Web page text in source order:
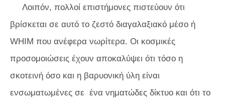
Λοιπόν, πολλοί επιστήμονες πιστεύουν ότι
βρίσκεται σε αυτό το ζεστό διαγαλαξιακό μέσο ή
WHIM που ανέφερα νωρίτερα. Οι κοσμικές
προσομοιώσεις έχουν αποκαλύψει ότι τόσο η
σκοτεινή όσο και η βαρυονική ύλη είναι
ενσωματωμένες σε ένα νηματώδες δίκτυο και ότι το